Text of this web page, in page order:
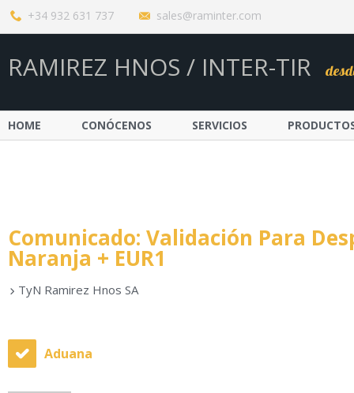
+34 932 631 737 sales@raminter.com
RAMIREZ HNOS / INTER-TIR
HOME CONÓCENOS SERVICIOS
Comunicado: Validación Para
Naranja + EUR1
TyN Ramirez Hnos SA
Aduana